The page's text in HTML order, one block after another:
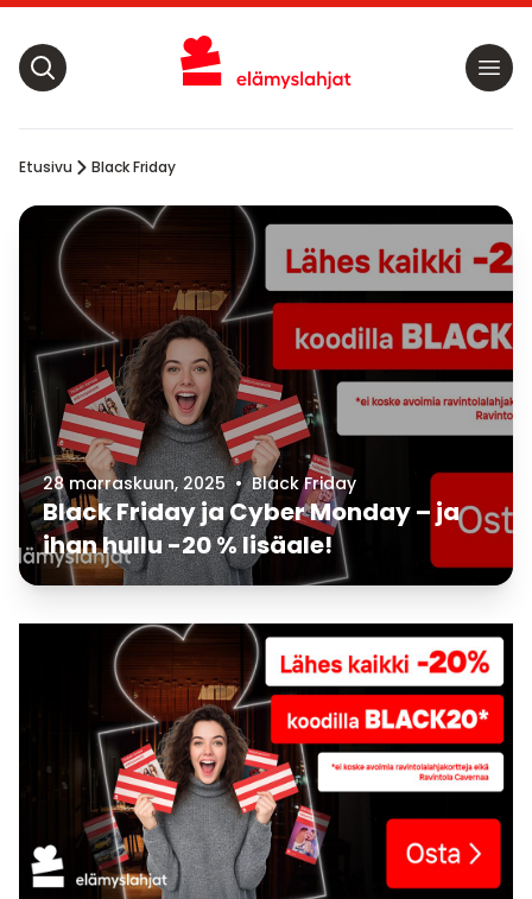
Etusivu Black Friday
28 marraskuun, 2025 • Black Friday
Black Friday ja Cyber Monday – ja
ihan hullu -20 % lisäale!